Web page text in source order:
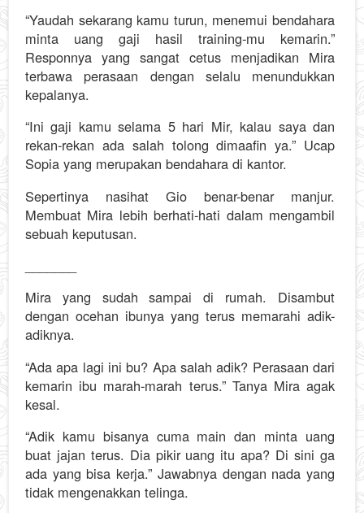
“Yaudah sekarang kamu turun, menemui bendahara
minta uang gaji hasil training-mu kemarin.”
Responnya yang sangat cetus menjadikan Mira
terbawa perasaan dengan selalu menundukkan
kepalanya.
“Ini gaji kamu selama 5 hari Mir, kalau saya dan
rekan-rekan ada salah tolong dimaafin ya.” Ucap
Sopia yang merupakan bendahara di kantor.
Sepertinya nasihat Gio benar-benar manjur.
Membuat Mira lebih berhati-hati dalam mengambil
sebuah keputusan.
Mira yang sudah sampai di rumah. Disambut
dengan ocehan ibunya yang terus memarahi adik-
adiknya.
“Ada apa lagi ini bu? Apa salah adik? Perasaan dari
kemarin ibu marah-marah terus.” Tanya Mira agak
kesal.
“Adik kamu bisanya cuma main dan minta uang
buat jajan terus. Dia pikir uang itu apa? Di sini ga
ada yang bisa kerja.” Jawabnya dengan nada yang
tidak mengenakkan telinga.